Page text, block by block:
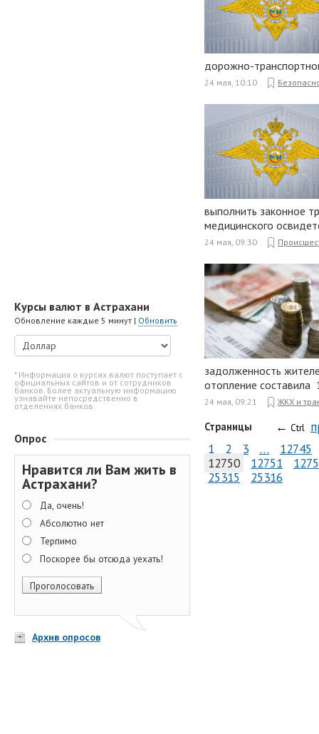
Курсы валют в Астрахани
Обновление каждые 5 минут | Обновить
* Информация о курсах валют поступает с
официальных сайтов и от сотрудников
банков. Более актуальную информацию
узнавайте непосредственно в
отделениях банков.
Опрос
Нравится ли Вам жить в
Астрахани?
Да, очень!
Абсолютно нет
Терпимо
Поскорее бы отсюда уехать!
Архив опросов
дорожно-
24 мая, 10:10
выполнить законное
медицинского
24 мая, 09:30
задолженность
отопление
24 мая, 09:21 ЖКХ и
Страницы ← Ctrl
1
2 3 …
12745
12750
12751
25315
25316